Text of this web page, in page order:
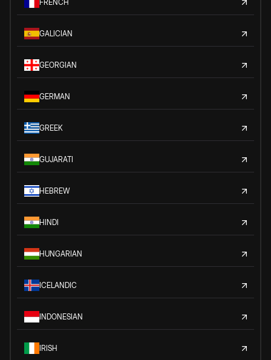
FRENCH
GALICIAN
GEORGIAN
GERMAN
GREEK
GUJARATI
HEBREW
HINDI
HUNGARIAN
ICELANDIC
INDONESIAN
IRISH